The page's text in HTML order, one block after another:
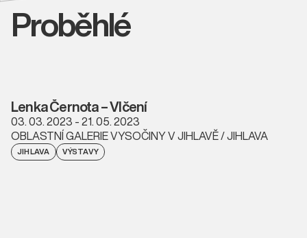
Proběhlé
Lenka Černota – Vlčení
03. 03. 2023 - 21. 05. 2023
OBLASTNÍ GALERIE VYSOČINY V JIHLAVĚ / JIHLAVA
JIHLAVA VÝSTAVY